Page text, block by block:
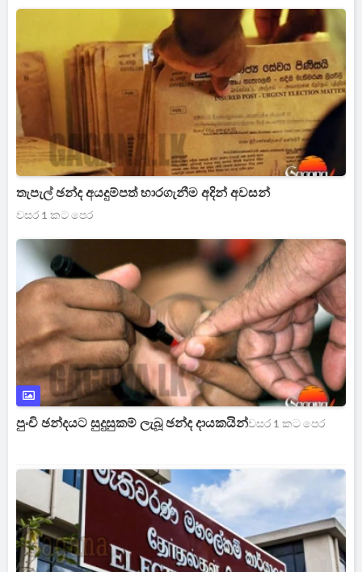
තැපැල් ඡන්ද අයදුම්පත් භාරගැනීම අදින් අවසන්
වසර 1 කට පෙර
පුංචි ඡන්දයට සුදුසුකම් ලැබූ ඡන්ද දායකයින්වසර 1 කට පෙර